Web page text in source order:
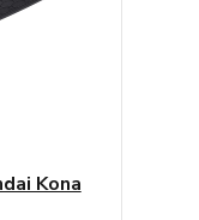
Kona